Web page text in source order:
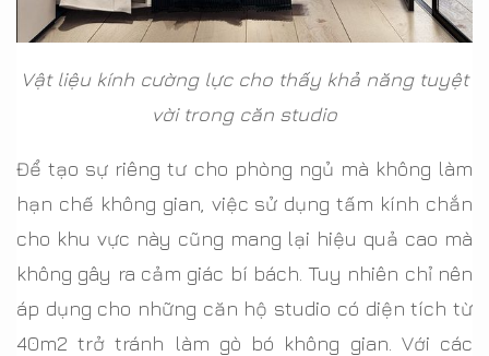
Vật liệu kính cường lực cho thấy khả năng tuyệt
vời trong căn studio
Để tạo sự riêng tư cho phòng ngủ mà không làm
hạn chế không gian, việc sử dụng tấm kính chắn
cho khu vực này cũng mang lại hiệu quả cao mà
không gây ra cảm giác bí bách. Tuy nhiên chỉ nên
áp dụng cho những căn hộ studio có diện tích từ
40m2 trở tránh làm gò bó không gian. Với các